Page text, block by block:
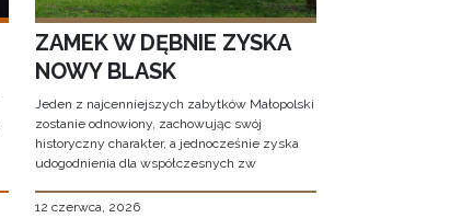
ZAMEK W DĘBNIE ZYSKA
NOWY BLASK
Jeden z najcenniejszych zabytków Małopolski
zostanie odnowiony, zachowując swój
historyczny charakter, a jednocześnie zyska
udogodnienia dla współczesnych zw
12 czerwca, 2026